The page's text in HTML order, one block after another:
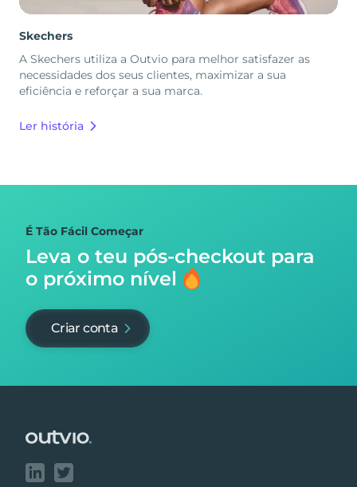
Skechers
A Skechers utiliza a Outvio para melhor satisfazer as
necessidades dos seus clientes, maximizar a sua
eficiência e reforçar a sua marca.
Ler história
É Tão Fácil Começar
Leva o teu pós-checkout para
o próximo nível
Criar conta